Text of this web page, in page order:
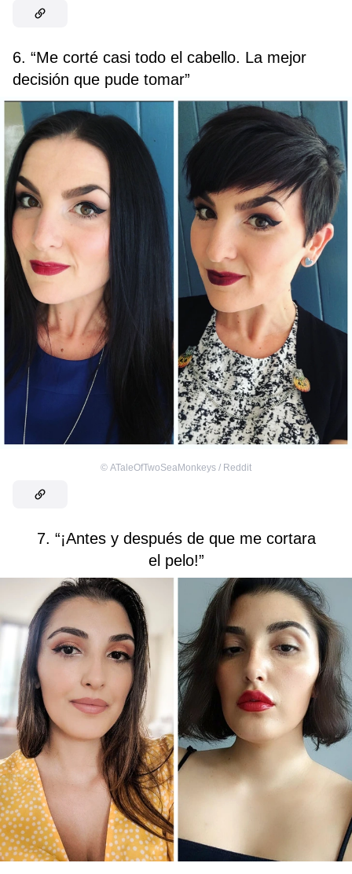
6. “Me corté casi todo el cabello. La mejor
decisión que pude tomar”
© ATaleOfTwoSeaMonkeys / Reddit
7. “¡Antes y después de que me cortara
el pelo!”